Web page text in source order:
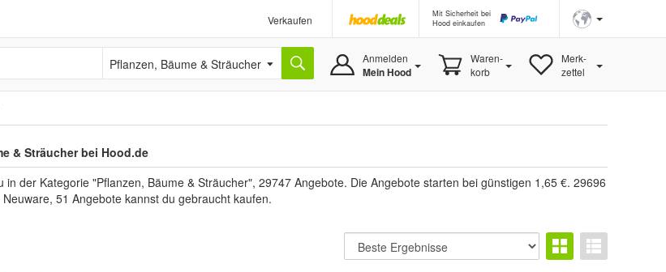
Verkaufen
Mit Sicherheit bei
Hood einkaufen
Pflanzen, Bäume & Sträucher Anmelden
Mein Hood
Waren-
korb
Merk-
zettel
& Sträucher bei Hood.de
der Kategorie "Pflanzen, Bäume & Sträucher", 29747 Angebote. Die Angebote starten bei günstigen 1,65 €. 29696
51 Angebote kannst du gebraucht kaufen.